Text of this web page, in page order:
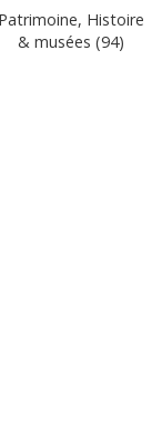
Patrimoine, Histoire
& musées (94)